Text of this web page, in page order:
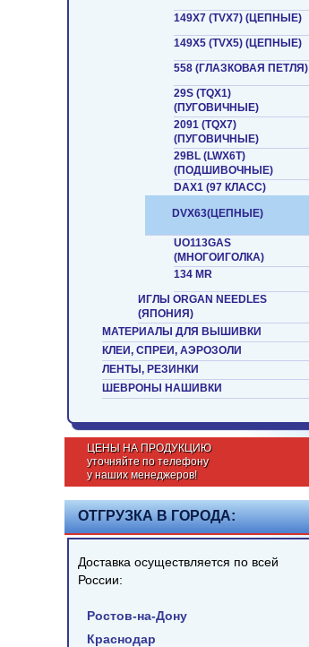
149X7 (TVX7) (ЦЕПНЫЕ)
149Х5 (TVХ5) (ЦЕПНЫЕ)
558 (ГЛАЗКОВАЯ ПЕТЛЯ)
29S (TQX1)
(ПУГОВИЧНЫЕ)
2091 (TQX7)
(ПУГОВИЧНЫЕ)
29BL (LWX6T)
(ПОДШИВОЧНЫЕ)
DAX1 (97 КЛАСС)
DVX63(ЦЕПНЫЕ)
UO113GAS
(МНОГОИГОЛКА)
134 MR
ИГЛЫ ORGAN NEEDLES
(ЯПОНИЯ)
МАТЕРИАЛЫ ДЛЯ ВЫШИВКИ
КЛЕИ, СПРЕИ, АЭРОЗОЛИ
ЛЕНТЫ, РЕЗИНКИ
ШЕВРОНЫ НАШИВКИ
ЦЕНЫ НА ПРОДУКЦИЮ
уточняйте по телефону
у наших менеджеров!
ОТГРУЗКА В ГОРОДА:
Доставка осуществляется по всей
России:
Ростов-на-Дону
Краснодар